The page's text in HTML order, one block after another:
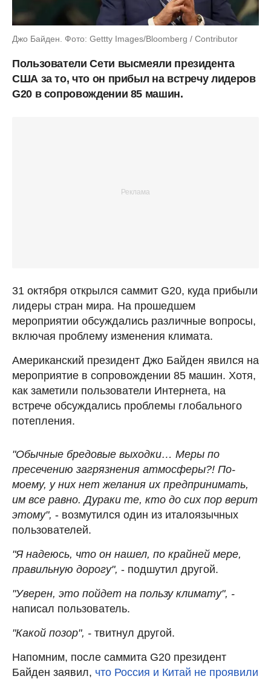
Джо Байден. Фото: Gettty Images/Bloomberg / Contributor
Пользователи Сети высмеяли президента
США за то, что он прибыл на встречу лидеров
G20 в сопровождении 85 машин.
31 октября открылся саммит G20, куда прибыли
лидеры стран мира. На прошедшем
мероприятии обсуждались различные вопросы,
включая проблему изменения климата.
Американский президент Джо Байден явился на
мероприятие в сопровождении 85 машин. Хотя,
как заметили пользователи Интернета, на
встрече обсуждались проблемы глобального
потепления.
"Обычные бредовые выходки… Меры по
пресечению загрязнения атмосферы?! По-
моему, у них нет желания их предпринимать,
им все равно. Дураки те, кто до сих пор верит
этому", - возмутился один из италоязычных
пользователей.
"Я надеюсь, что он нашел, по крайней мере,
правильную дорогу", - подшутил другой.
"Уверен, это пойдет на пользу климату", -
написал пользователь.
"Какой позор", - твитнул другой.
Напомним, после саммита G20 президент
Байден заявил, что Россия и Китай не проявили